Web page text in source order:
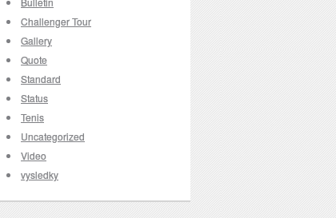
Challenger Tour
Gallery
Quote
Standard
Status
Tenis
Uncategorized
Video
vysledky